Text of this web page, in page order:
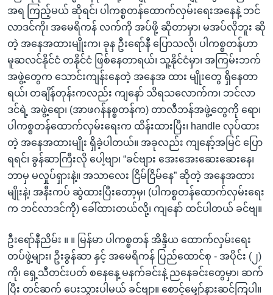
အရ ကြည့်မယ် ဆိုရင်၊ ပါကစ္စတန်ထောက်လှမ်းရေးအနေနဲ့ ဘင်
လာဒင်ကို၊ အမေရိကန် လက်ကို အပ်ဖို့ ဆိုတာမှာ၊ မအပ်လိုဘူး ဆို
တဲ့ အနေအထားမျိုးက၊ ခုန ဦးရော်နီ ပြောသလို၊ ပါကစ္စတန်ဟာ
မူဆလင်နိုင်ငံ တနိုင်ငံ ဖြစ်နေတာရယ်၊ သူ့နိုင်ငံမှာ၊ အကြမ်းဘက်
အဖွဲ့တွေက သောင်းကျန်းနေတဲ့ အနေအ ထား မျိုးတွေ ရှိနေတာ
ရယ်၊ တချိန်တုန်းကလည်း ကျနော် သိရသလောက်က၊ ဘင်လာ
ဒင်ရဲ့ အဖွဲ့ရော၊ (အာဖဂန်နစ္စတန်က) တာလီဘန်အဖွဲ့တွေကို ရော၊
ပါကစ္စတန်ထောက်လှမ်းရေးက ထိန်းထားပြီး၊ handle လုပ်ထား
တဲ့ အနေအထားမျိုး ရှိခဲ့ပါတယ်။ အခုလည်း ကျနော့်အမြင် ပြော
ရရင်၊ ခွန်ဆာကြီးလို ပေါ့ဗျာ၊ “ခင်ဗျား အေးအေးဆေးဆေးနေ၊
ဘာမှ မလှုပ်ရှားနဲ့။ အသာလေး ငြိမ်ငြိမ်နေ” ဆိုတဲ့ အနေအထား
မျိုးနဲ့၊ အနီးကပ် ဆွဲထားပြီးတော့မှ၊ (ပါကစ္စတန်ထောက်လှမ်းရေး
က ဘင်လာဒင်ကို) ခေါ်ထားတယ်လို့၊ ကျနော် ထင်ပါတယ် ခင်ဗျ။
ဦးရော်နီညိမ်း ။ ။ မြန်မာ ပါကစ္စတန် အိန္ဒိယ ထောက်လှမ်းရေး
တပ်ဖွဲ့များ၊ ဦးခွန်ဆာ နှင့် အမေရိကန် ပြည်ထောင်စု - အပိုင်း (၂)
ကို၊ ရှေ့သီတင်းပတ် စနေနေ့ မနက်ခင်းနဲ့ ညနေခင်းတွေမှာ၊ ဆက်
ပြီး တင်ဆက် ပေးသွားပါမယ် ခင်ဗျာ။ စောင့်မျှော်နားဆင်ကြပါ။